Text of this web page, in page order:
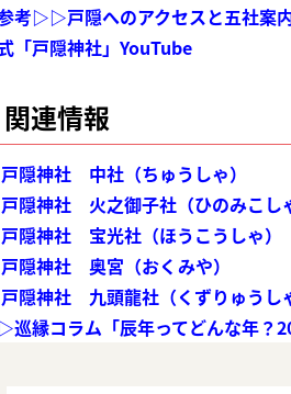
考▷▷戸隠へのアクセスと五社案内
「戸隠神社」YouTube
関連情報
隠神社 中社（ちゅうしゃ）
隠神社 火之御子社（ひのみこし
隠神社 宝光社（ほうこうしゃ）
隠神社 奥宮（おくみや）
隠神社 九頭龍社（くずりゅうし
縁コラム「辰年ってどんな年？